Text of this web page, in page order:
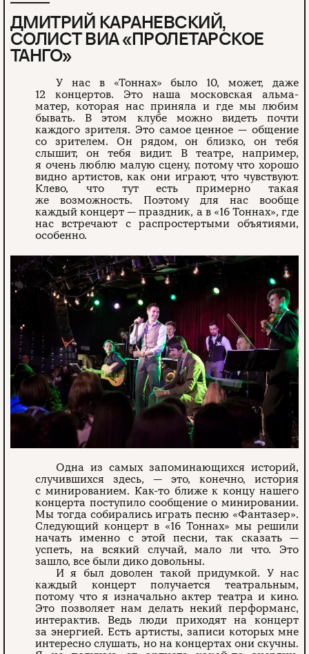
ДМИТРИЙ КАРАНЕВСКИЙ,
СОЛИСТ ВИА «ПРОЛЕТАРСКОЕ
ТАНГО»
У нас в «Тоннах» было 10, может, даже
12 концертов. Это наша московская альма-
матер, которая нас приняла и где мы любим
бывать. В этом клубе можно видеть почти
каждого зрителя. Это самое ценное — общение
со зрителем. Он рядом, он близко, он тебя
слышит, он тебя видит. В театре, например,
я очень люблю малую сцену, потому что хорошо
видно артистов, как они играют, что чувствуют.
Клево, что тут есть примерно такая
же возможность. Поэтому для нас вообще
каждый концерт — праздник, а в «16 Тоннах», где
нас встречают с распростертыми объятиями,
особенно.
Одна из самых запоминающихся историй,
случившихся здесь, — это, конечно, история
с минированием. Как-то ближе к концу нашего
концерта поступило сообщение о минировании.
Мы тогда собирались играть песню «Фантазер».
Следующий концерт в «16 Тоннах» мы решили
начать именно с этой песни, так сказать —
успеть, на всякий случай, мало ли что. Это
зашло, все были дико довольны.
И я был доволен такой придумкой. У нас
каждый концерт получается театральным,
потому что я изначально актер театра и кино.
Это позволяет нам делать некий перформанс,
интерактив. Ведь люди приходят на концерт
за энергией. Есть артисты, записи которых мне
интересно слушать, но на концертах они скучны.